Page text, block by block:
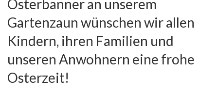
Osterbanner an unserem
Gartenzaun wünschen wir allen
Kindern, ihren Familien und
unseren Anwohnern eine frohe
Osterzeit!